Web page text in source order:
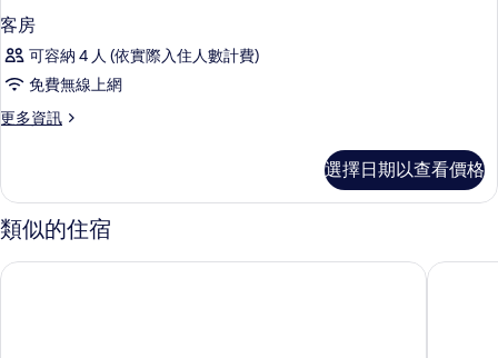
客房
可容納 4 人 (依實際入住人數計費)
免費無線上網
更多資訊
更
的
詳
情
選擇日期以查看價格
類似的住宿
華爾登河畔 SPA 飯店 里加拉